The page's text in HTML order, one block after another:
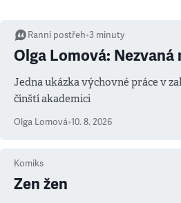
Ranní postřeh•3 minuty
Olga Lomová: Nezvaná
Jedna ukázka výchovné práce v
čínští akademici
Olga Lomová•10. 8. 2026
Komiks
Zen žen